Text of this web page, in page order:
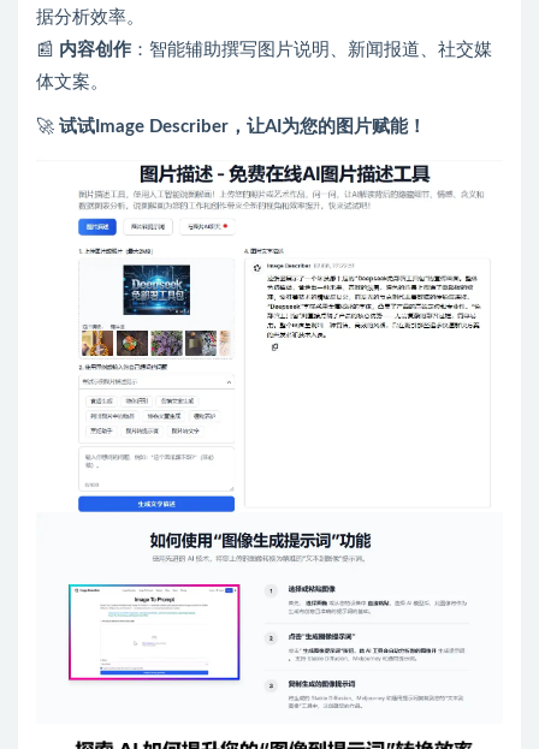
据分析效率。
📰 内容创作 ：智能辅助撰写图片说明、新闻报道、社交媒
体文案。
🚀 试试Image Describer，让AI为您的图片赋能！